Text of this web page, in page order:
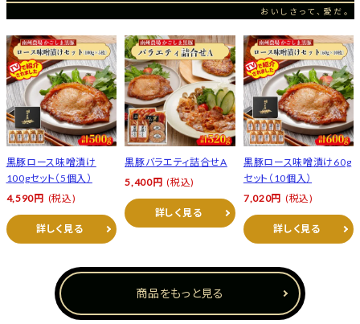
おいしさって、愛だ。
黒豚ロース味噌漬け
100gセット（5個入）
4,590円 (税込)
詳しく見る
黒豚バラエティ詰合せA
5,400円 (税込)
詳しく見る
黒豚ロース味噌漬け60g
セット（10個入）
7,020円 (税込)
詳しく見る
商品をもっと見る